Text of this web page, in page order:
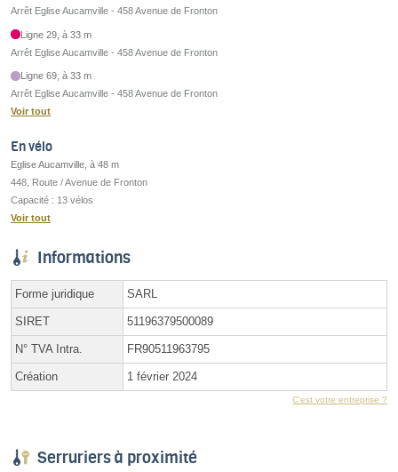
Arrêt Eglise Aucamville - 458 Avenue de Fronton
Ligne 29, à 33 m
Arrêt Eglise Aucamville - 458 Avenue de Fronton
Ligne 69, à 33 m
Arrêt Eglise Aucamville - 458 Avenue de Fronton
Voir tout
En vélo
Eglise Aucamville, à 48 m
448, Route / Avenue de Fronton
Capacité : 13 vélos
Voir tout
Informations
Forme juridique SARL
SIRET 51196379500089
N° TVA Intra. FR90511963795
Création 1 février 2024
C'est votre entreprise ?
Serruriers à proximité